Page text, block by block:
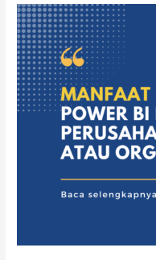
Manfaat
Praktis
Power
BI